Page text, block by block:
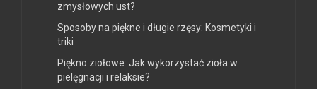
zmysłowych ust?
Sposoby na piękne i długie rzęsy: Kosmetyki i
triki
Piękno ziołowe: Jak wykorzystać zioła w
pielęgnacji i relaksie?